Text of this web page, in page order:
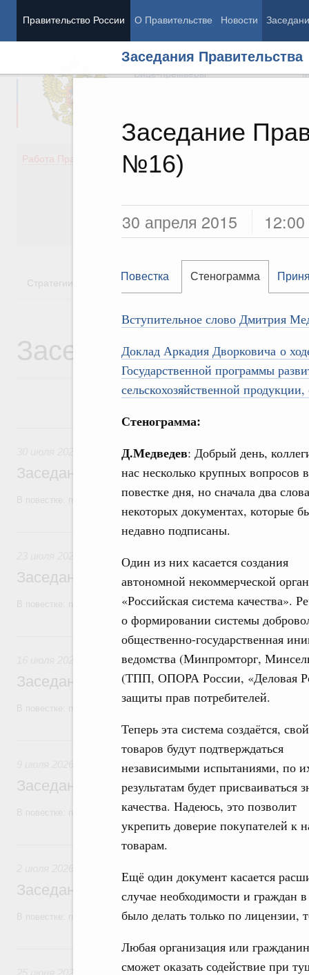
Правительство России О Правительстве Новости
Заседания Правительства
Заседание
№16)
30 апреля 2015 12:00
Повестка Стенограмма
Вступительное слово Дмитрия
Доклад Аркадия Дворковича о
Государственной программы
сельскохозяйственной
Стенограмма:
Д.Медведев: Добрый день,
нас несколько крупных вопросов в
повестке дня, но сначала два
некоторых документах, которые
недавно подписаны.
Один из них касается создания
автономной некоммерческой
«Российская система качества».
о формировании системы
общественно-государственная
ведомства (Минпромторг,
(ТПП, ОПОРА России, «Деловая
защиты прав потребителей.
Теперь эта система создаётся,
товаров будут подтверждаться
независимыми испытаниями, по
результатам будет присваиваться
качества. Надеюсь, это позволит
укрепить доверие покупателей к
товарам.
Ещё один документ касается
случае необходимости и
было делать только по лицензии,
Любая организация или гражданин
сможет оказать содействие при
Председатель Правительства
Вице-премьеры
Работа Правительства
Демография
Здоровье
Общество
Государство
Стратегии Государственные программы
Заседания
30 июля, четверг
Заседание Правительства (2026 год,
В повестке: проекты федеральных законов, бюджетные
23 июля, четверг
Заседание Правительства (2026 год,
В повестке: проекты федеральных законов
16 июля, четверг
Заседание Правительства (2026 год,
9 июля, четверг
Заседание Правительства (2026 год,
В повестке: проекты федеральных законов, бюджетные
Заседание Правительства (2026 год,
В повестке: проекты федеральных законов.
25 июня, четверг